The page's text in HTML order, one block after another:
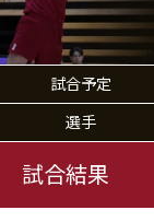
試合予定
選手
試合結果